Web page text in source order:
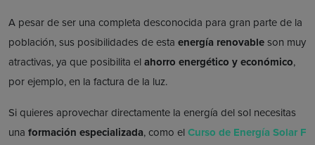
A pesar de ser una completa desconocida para gran parte de la
población, sus posibilidades de esta energía renovableson muy
atractivas, ya que posibilita elahorro energético y económico,
por ejemplo, en la factura de la luz.
Si quieres aprovechar directamente la energía del sol necesitas
una formación especializada, como elCurso de Energía Solar F